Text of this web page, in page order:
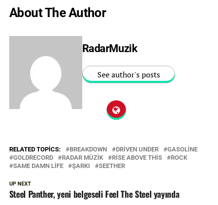
About The Author
RadarMuzik
See author's posts
RELATED TOPICS: BREAKDOWN DRIVEN UNDER
GASOLINE
GOLDRECORD
RADAR MÜZIK RISE ABOVE THIS
ROCK
SAME DAMN LIFE
ŞARKI SEETHER
UP NEXT
Steel Panther, yeni belgeseli Feel The Steel yayında